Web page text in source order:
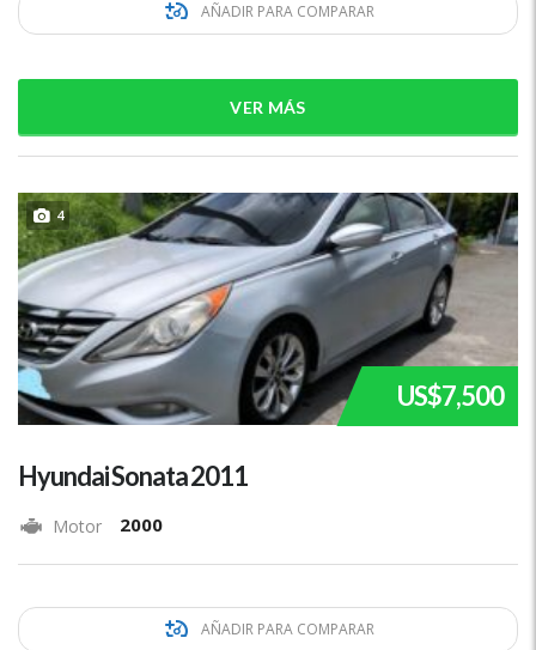
AÑADIR PARA COMPARAR
VER MÁS
4
US$7,500
Hyundai Sonata 2011
Motor 2000
AÑADIR PARA COMPARAR